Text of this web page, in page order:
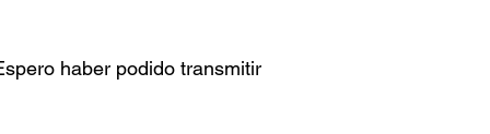
haber podido transmitir